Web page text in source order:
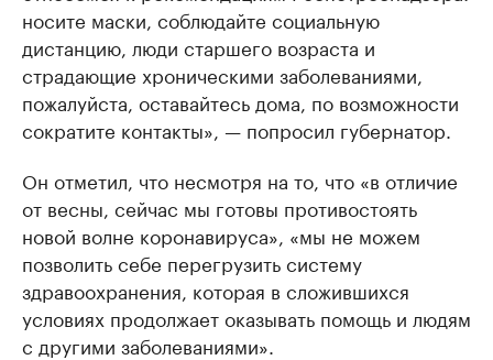
носите маски, соблюдайте социальную
дистанцию, люди старшего возраста и
страдающие хроническими заболеваниями,
пожалуйста, оставайтесь дома, по возможности
сократите контакты», — попросил губернатор.
Он отметил, что несмотря на то, что «в отличие
от весны, сейчас мы готовы противостоять
новой волне коронавируса», «мы не можем
позволить себе перегрузить систему
здравоохранения, которая в сложившихся
условиях продолжает оказывать помощь и людям
с другими заболеваниями».